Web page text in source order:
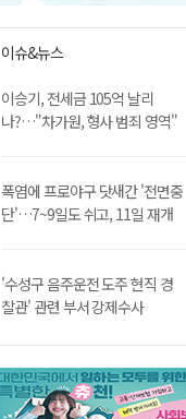
이슈&뉴스
이승기, 전세금 105억 날리
나?…"차가원, 형사 범죄 영역"
폭염에 프로야구 닷새간 '전면중
단'…7~9일도 쉬고, 11일 재개
'수성구 음주운전 도주 현직 경
찰관' 관련 부서 강제수사